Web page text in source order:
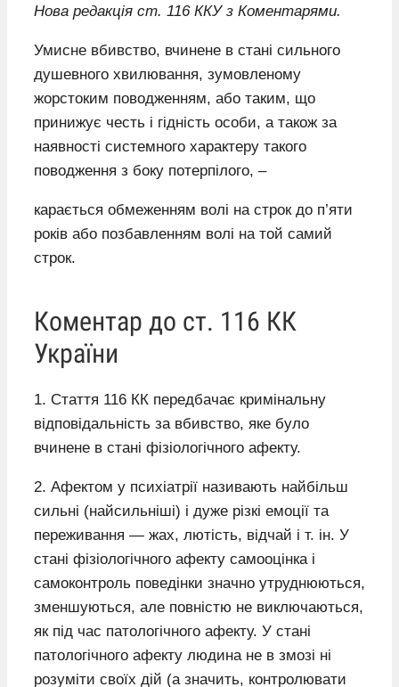
Нова редакція ст. 116 ККУ з Коментарями.
Умисне вбивство, вчинене в стані сильного
душевного хвилювання, зумовленому
жорстоким поводженням, або таким, що
принижує честь і гідність особи, а також за
наявності системного характеру такого
поводження з боку потерпілого, –
карається обмеженням волі на строк до п’яти
років або позбавленням волі на той самий
строк.
Коментар до ст. 116 КК
України
1. Стаття 116 КК передбачає кримінальну
відповідальність за вбивство, яке було
вчинене в стані фізіологічного афекту.
2. Афектом у психіатрії називають найбільш
сильні (найсильніші) і дуже різкі емоції та
переживання — жах, лютість, відчай і т. ін. У
стані фізіологічного афекту самооцінка і
самоконтроль поведінки значно утруднюються,
зменшуються, але повністю не виключаються,
як під час патологічного афекту. У стані
патологічного афекту людина не в змозі ні
розуміти своїх дій (а значить, контролювати